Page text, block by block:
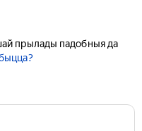
прылады падобныя да